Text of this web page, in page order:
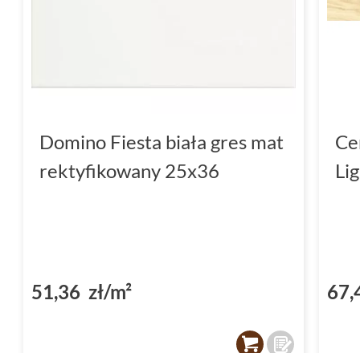
Domino Fiesta biała gres mat
rektyfikowany 25x36
51,36 zł/m²